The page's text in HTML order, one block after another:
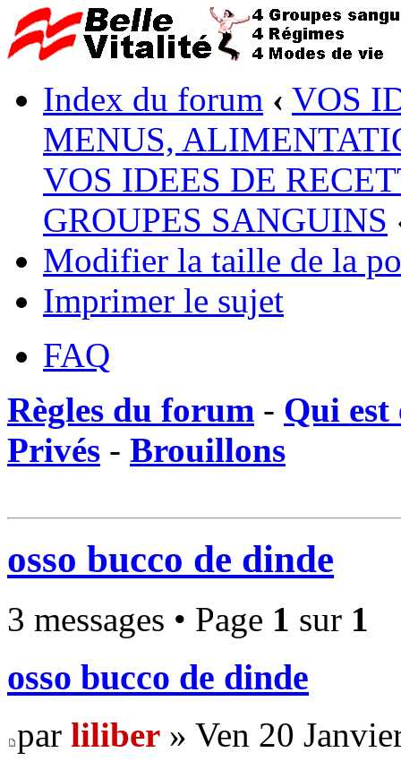
Index du forum ‹ VOS
MENUS,
VOS IDEES DE
GROUPES SANGUINS
Modifier la taille de la
Imprimer le sujet
FAQ
Règles du forum - Qui est
Privés - Brouillons
osso bucco de dinde
3 messages • Page 1 sur 1
osso bucco de dinde
par liliber » Ven 20